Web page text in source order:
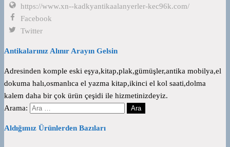
https://www.xn--kadkyantikaalanyerler-kec96k.com/
Facebook
Twitter
Antikalarınız Alınır Arayın Gelsin
Adresinden komple eski eşya,kitap,plak,gümüşler,antika mobilya,el
dokuma halı,osmanlıca el yazma kitap,ikinci el kol saati,dolma
kalem daha bir çok ürün çeşidi ile hizmetinizdeyiz.
Arama:
Aldığımız Ürünlerden Bazıları